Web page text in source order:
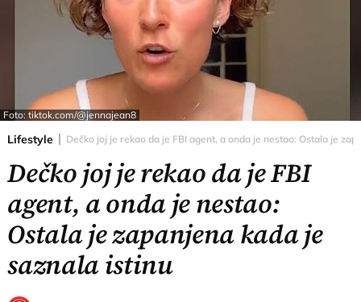
Foto: tiktok.com/@jennajean8
Lifestyle Dečko joj je rekao da je FBI agent, a onda je nestao: Ostala je
Dečko joj je rekao da je FBI
agent, a onda je nestao:
Ostala je zapanjena kada je
saznala istinu